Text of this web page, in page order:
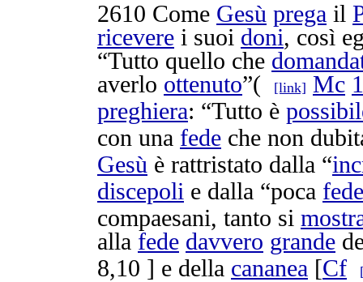
2610 Come Gesù prega il
ricevere i suoi doni, così
“Tutto quello che
averlo ottenuto”( [link] Mc
preghiera: “Tutto è
con una fede che non
Gesù è rattristato dalla “
discepoli e dalla “poca fede
compaesani, tanto si
alla fede davvero grande
8,10 ] e della cananea [Cf